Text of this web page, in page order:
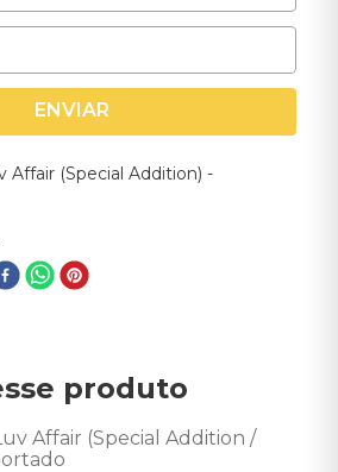
ENVIAR
Affair (Special Addition) -
produto
Affair (Special Addition /